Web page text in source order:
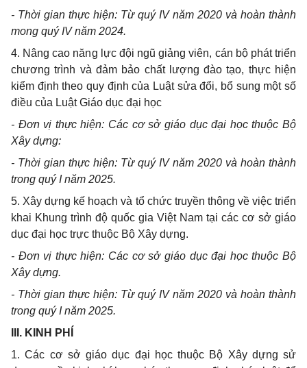
- Thời gian thực hiện: Từ quý IV năm 2020 và hoàn thành
mong quý IV năm 2024.
4. Nâng cao năng lực đội ngũ giảng viên, cán bộ phát triển
chương trình và đảm bảo chất lượng đào tạo, thực hiện
kiểm định theo quy định của Luật sửa đổi, bổ sung một số
điều của Luật Giáo dục đại học
- Đơn vị thực hiện: Các cơ sở giáo dục đại học thuộc Bộ
Xây dựng:
- Thời gian thực hiện: Từ quýIVnăm 2020 và hoàn thành
trong quý I năm 2025.
5. Xây dựng kế hoạch và tổ chức truyền thông về việc triển
khai Khung trình độ quốc gia Việt Nam tại các cơ sở giáo
dục đại học trực thuộc Bộ Xây dựng.
- Đơn vị thực hiện: Các cơ sở giáo dục đại học thuộc Bộ
Xây dựng.
- Thời gian thực hiện: Từ quý IV năm 2020 và hoàn thành
trong quý I năm 2025.
III. KINH PHÍ
1. Các cơ sở giáo dục đại học thuộc Bộ Xây dựng sử